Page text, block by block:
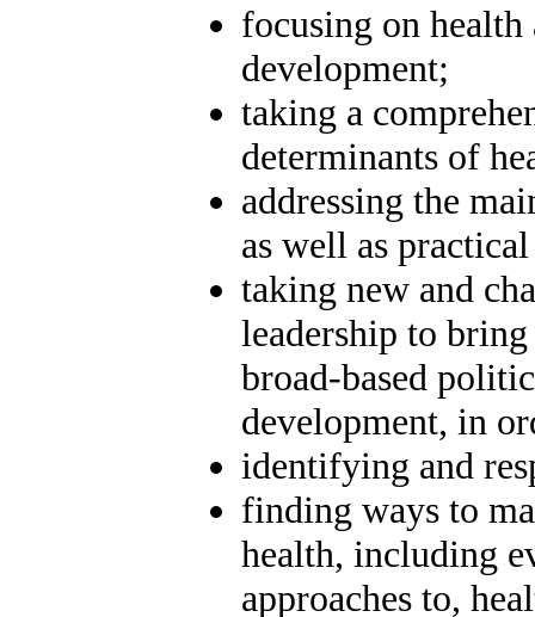
focusing on
development;
taking a
determinants of
addressing the
as well as
taking new and
leadership to
broad-based
development, in
identifying and
finding ways to
health, including
approaches to,